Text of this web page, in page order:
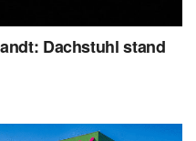
Dachstuhl stand